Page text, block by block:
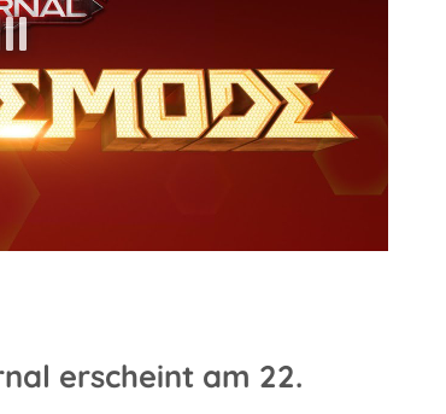
erscheint am 22.